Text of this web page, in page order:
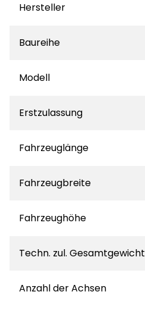
Hersteller
Baureihe
Modell
Erstzulassung
Fahrzeuglänge
Fahrzeugbreite
Fahrzeughöhe
Techn. zul. Gesamtgewicht
Anzahl der Achsen